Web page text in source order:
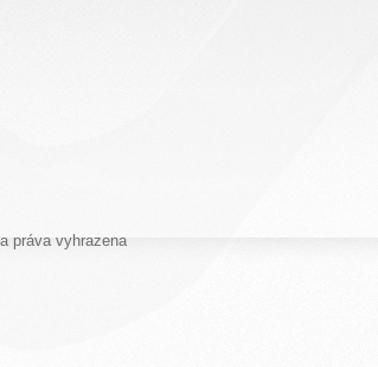
práva vyhrazena